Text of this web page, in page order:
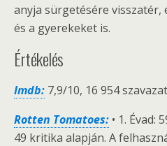
anyja sürgetésére visszatér,
és a gyerekeket is.
Értékelés
Imdb: 7,9/10, 16 954
Rotten Tomatoes: • 1. Évad:
49 kritika alapján. A